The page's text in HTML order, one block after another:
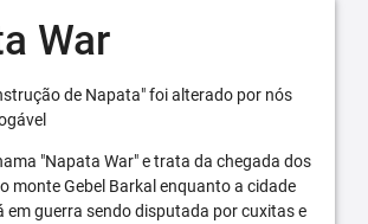
War
de Napata" foi alterado por nós
"Napata War" e trata da chegada dos
monte Gebel Barkal enquanto a cidade
em guerra sendo disputada por cuxitas e